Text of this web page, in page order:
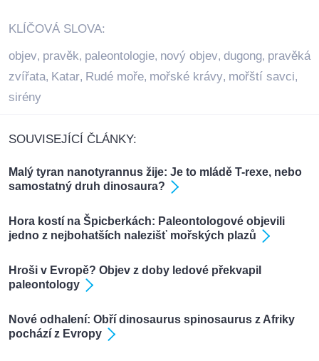
KLÍČOVÁ SLOVA:
objev, pravěk, paleontologie, nový objev, dugong, pravěká
zvířata, Katar, Rudé moře, mořské krávy, mořští savci,
sirény
SOUVISEJÍCÍ ČLÁNKY:
Malý tyran nanotyrannus žije: Je to mládě T-rexe, nebo
samostatný druh dinosaura?
Hora kostí na Špicberkách: Paleontologové objevili
jedno z nejbohatších nalezišť mořských plazů
Hroši v Evropě? Objev z doby ledové překvapil
paleontology
Nové odhalení: Obří dinosaurus spinosaurus z Afriky
pochází z Evropy